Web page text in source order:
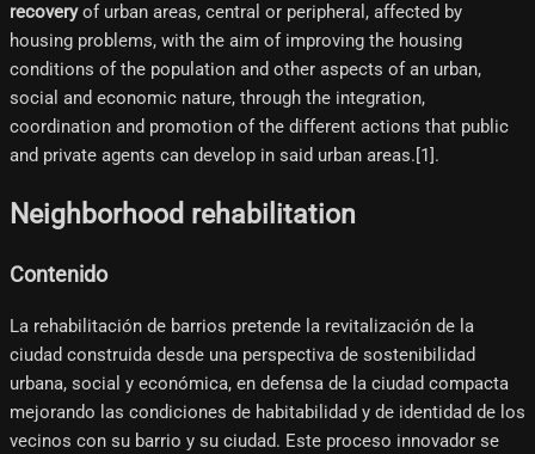
recoveryof urban areas, central or peripheral, affected by
housing problems, with the aim of improving the housing
conditions of the population and other aspects of an urban,
social and economic nature, through the integration,
coordination and promotion of the different actions that public
and private agents can develop in said urban areas.[1]​.
Neighborhood rehabilitation
Contenido
La rehabilitación de barrios pretende la revitalización de la
ciudad construida desde una perspectiva de sostenibilidad
urbana, social y económica, en defensa de la ciudad compacta
mejorando las condiciones de habitabilidad y de identidad de los
vecinos con su barrio y su ciudad. Este proceso innovador se